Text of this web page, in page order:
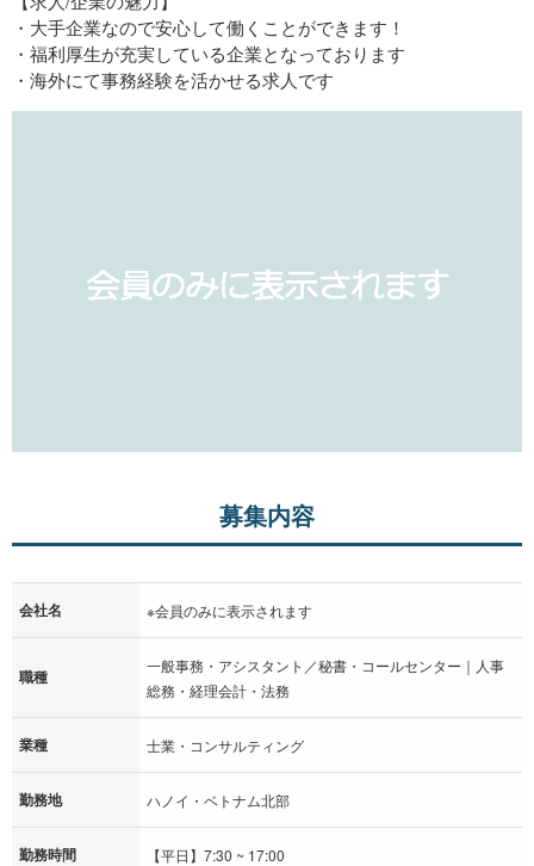
・大手企業なので安心して働くことができます！
・福利厚生が充実している企業となっております
・海外にて事務経験を活かせる求人です
募集内容
会社名 ※会員のみに表示されます
職種
一般事務・アシスタント／秘書・コールセンター｜人事
総務・経理会計・法務
業種 士業・コンサルティング
勤務地 ハノイ・ベトナム北部
勤務時間 【平日】7:30 ~ 17:00